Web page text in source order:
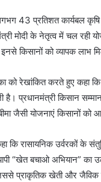
43 प्रतिशत कार्यबल
मोदी के नेतृत्व में चल
किसानों को व्यापक लाभ
को रेखांकित करते हुए
प्रधानमंत्री किसान
जैसी योजनाएं किसानों को
कि रासायनिक उर्वरकों के
“खेत बचाओ अभियान” का
प्राकृतिक खेती और